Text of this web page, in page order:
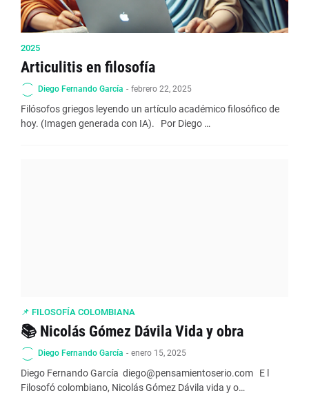
2025
Articulitis en filosofía
Diego Fernando García - febrero 22, 2025
Filósofos griegos leyendo un artículo académico filosófico de
hoy. (Imagen generada con IA). Por Diego …
📌 FILOSOFÍA COLOMBIANA
📚 Nicolás Gómez Dávila Vida y obra
Diego Fernando García - enero 15, 2025
Diego Fernando García diego@pensamientoserio.com E l
Filosofó colombiano, Nicolás Gómez Dávila vida y o…